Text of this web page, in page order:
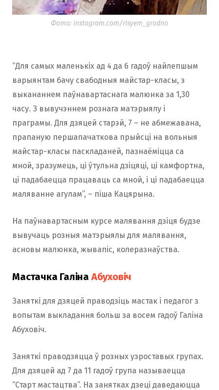
Фота: instagram.com/risyem_grodno
“Для самых маленькіх ад 4 да 6 гадоў найлепшым
варыянтам бачу свабодныя майстар-класы, з
выкананнем паўнавартаснага малюнка за 1,30
часу. З вывучэннем рознага матэрыялу і
праграмы. Для дзяцей старэй, 7 – не абмежавана,
прапаную першапачаткова прыйсці на вольныя
майстар-класы паскладаней, пазнаёміцца ​​са
мной, зразумець, ці ўтульна дзіцяці, ці камфортна,
ці падабаецца працаваць са мной, і ці падабаецца
маляванне агулам”, – піша Кацярына.
На паўнавартасным курсе малявання дзіця будзе
вывучаць розныя матэрыялы для малявання,
асновы малюнка, жывапіс, колеразнаўства.
Мастачка Галіна Абуховіч
Заняткі для дзяцей праводзіць мастак і педагог з
вопытам выкладання больш за восем гадоў Галіна
Абуховіч.
Заняткі праводзяцца ў розных узроставых групах.
Для дзяцей ад 7 да 11 гадоў група называецца
“Старт мастацтва”. На занятках дзеці даведаюцца